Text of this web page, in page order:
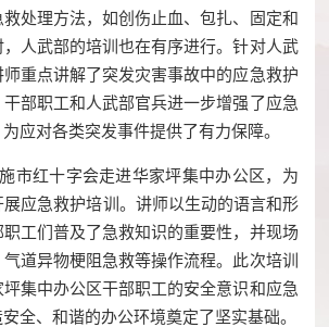
处理方法，如创伤止血、包扎、固定和
人武部的培训也在有序进行。针对人武
重点讲解了突发灾害事故中的应急救护
部职工和人武部官兵进一步增强了应急
应对各类突发事件提供了有力保障。
市红十字会走进华家坪集中办公区，为
应急救护培训。讲师以生动的语言和形
工们普及了急救知识的重要性，并现场
道异物梗阻急救等操作流程。此次培训
集中办公区干部职工的安全意识和应急
全、和谐的办公环境奠定了坚实基础。